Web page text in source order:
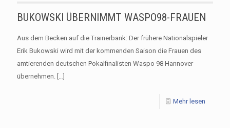
BUKOWSKI ÜBERNIMMT WASPO98-FRAUEN
Aus dem Becken auf die Trainerbank: Der frühere Nationalspieler
Erik Bukowski wird mit der kommenden Saison die Frauen des
amtierenden deutschen Pokalfinalisten Waspo 98 Hannover
übernehmen. […]
Mehr lesen